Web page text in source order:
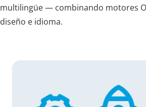
multilingüe — combinando motores
diseño e idioma.